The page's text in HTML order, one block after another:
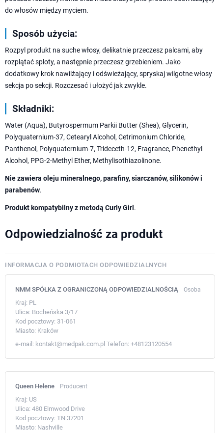
do włosów między myciem.
Sposób użycia:
Rozpyl produkt na suche włosy, delikatnie przeczesz palcami, aby
rozplątać sploty, a następnie przeczesz grzebieniem. Jako
dodatkowy krok nawilżający i odświeżający, spryskaj wilgotne włosy
sekcja po sekcji. Rozczesać i ułożyć jak zwykle.
Składniki:
Water (Aqua), Butyrospermum Parkii Butter (Shea), Glycerin,
Polyquaternium-37, Cetearyl Alcohol, Cetrimonium Chloride,
Panthenol, Polyquaternium-7, Trideceth-12, Fragrance, Phenethyl
Alcohol, PPG-2-Methyl Ether, Methylisothiazolinone.
Nie zawiera oleju mineralnego, parafiny, siarczanów, silikonów i
parabenów.
Produkt kompatybilny z metodą Curly Girl .
Odpowiedzialność za produkt
INFORMACJA O PODMIOTACH ODPOWIEDZIALNYCH
NMM SPÓŁKA Z OGRANICZONĄ ODPOWIEDZIALNOŚCIĄ Osoba
Kraj: PL
Ulica: Bocheńska 3/17
Kod pocztowy: 31-061
Miasto: Kraków
e-mail: kontakt@medpak.com.pl Telefon: +48123120554
Queen Helene Producent
Kraj: US
Ulica: 480 Elmwood Drive
Kod pocztowy: TN 37201
Miasto: Nashville